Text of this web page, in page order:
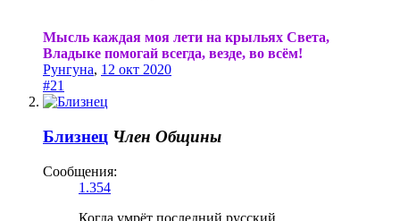
Мысль каждая моя лети на крыльях Света,
Владыке помогай всегда, везде, во всём!
Рунгуна, 12 окт 2020
#21
Близнец Член Общины
Сообщения:
1.354
Когда умрёт последний русский,